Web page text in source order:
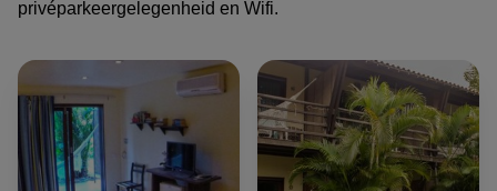
privéparkeergelegenheid en Wifi.